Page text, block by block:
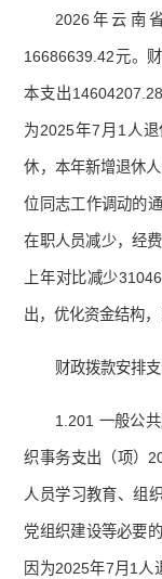
2026年云南
16686639.42元。
本支出
为2025年7月1人
休，本年新增退休
位同志工作调动的
在职人员减少，经
上年对比减少
出，优化资金结构
财政拨款安排
1.201 一般公
织事务支出（项）
人员学习教育、组
党组织建设等必要
因为2025年7月1人